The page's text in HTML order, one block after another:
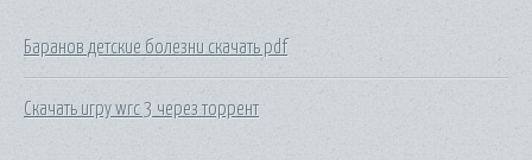
Баранов детские болезни скачать pdf
Скачать игру wrc 3 через торрент